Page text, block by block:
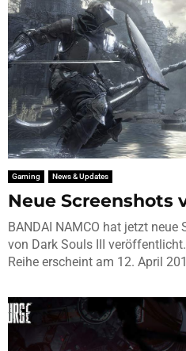
Gaming News & Updates
Neue Screenshots
BANDAI NAMCO hat jetzt neue
von Dark Souls III
Reihe erscheint am 12. April